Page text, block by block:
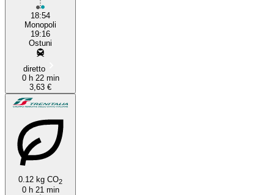
18:54
Monopoli
19:16
Ostuni
diretto
0 h 22 min
3,63 €
0.12 kg CO2
0 h 21 min